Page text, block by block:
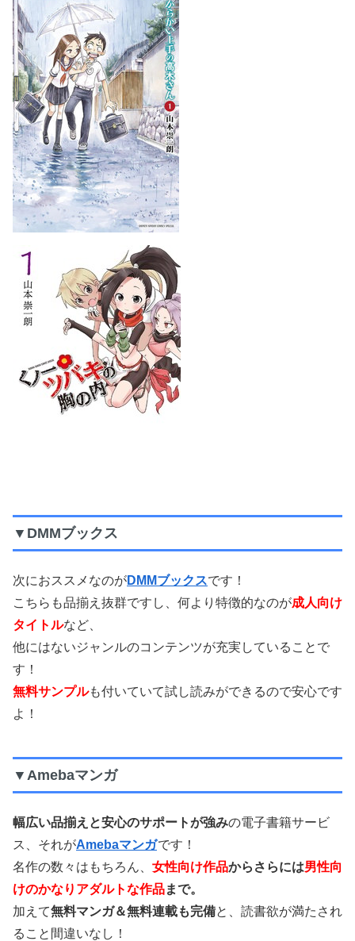
▼DMMブックス
次におススメなのがDMMブックスです！
こちらも品揃え抜群ですし、何より特徴的なのが成人向け
タイトルなど、
他にはないジャンルのコンテンツが充実していることで
す！
無料サンプルも付いていて試し読みができるので安心です
よ！
▼Amebaマンガ
幅広い品揃えと安心のサポートが強みの電子書籍サービ
ス、それがAmebaマンガです！
名作の数々はもちろん、 女性向け作品からさらには男性向
けのかなりアダルトな作品まで。
加えて無料マンガ＆無料連載も完備と、読書欲が満たされ
ること間違いなし！